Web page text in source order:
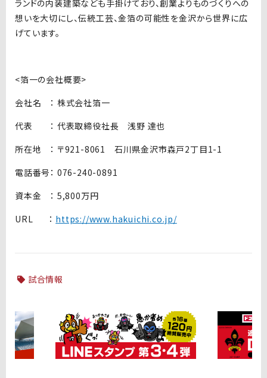
ランドの内装建築なども手掛けており、創業よりものづくりへの
想いを大切にし、伝統工芸、金箔の可能性を金沢から世界に広
げています。
<箔一の会社概要>
会社名 ： 株式会社箔一
代表 ： 代表取締役社長 浅野 達也
所在地 ： 〒921-8061 石川県金沢市森戸2丁目1-1
電話番号： 076-240-0891
資本金 ： 5,800万円
URL ： https://www.hakuichi.co.jp/
試合情報